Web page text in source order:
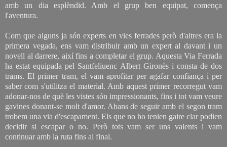
amb un dia esplèndid. Amb el grup ben equipat, comença
l'aventura.
Com que alguns ja són experts en vies ferrades però d'altres era la
primera vegada, ens vam distribuir amb un expert al davant i un
novell al darrere, així fins a completar el grup. Aquesta Via Ferrada
ha estat equipada pel Santfeliuenc Albert Gironès i consta de dos
trams. El primer tram, el vam aprofitar per agafar confiança i per
saber com s'utilitza el material. Amb aquest primer recorregut vam
adonar-nos de què les vistes són impressionants, fins i tot vam veure
gavines donant-se molt d'amor. Abans de seguir amb el segon tram
trobem una via d'escapament. Els que no ho tenien gaire clar podien
decidir si escapar o no. Però tots vam ser uns valents i vam
continuar amb la ruta fins al final.